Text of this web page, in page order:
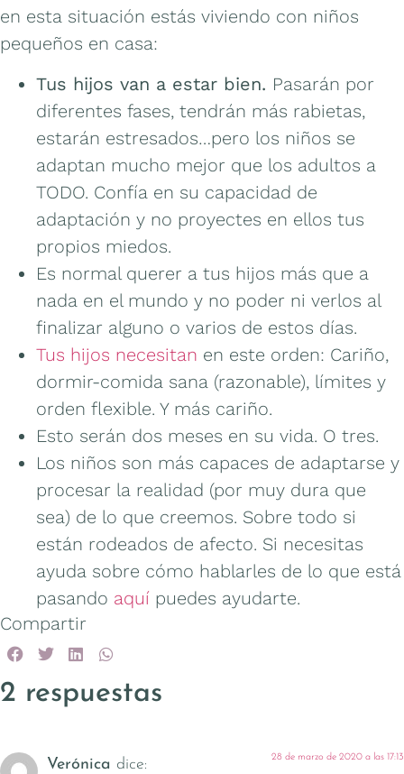
en esta situación estás viviendo con niños
pequeños en casa:
Tus hijos van a estar bien. Pasarán por
diferentes fases, tendrán más rabietas,
estarán estresados…pero los niños se
adaptan mucho mejor que los adultos a
TODO. Confía en su capacidad de
adaptación y no proyectes en ellos tus
propios miedos.
Es normal querer a tus hijos más que a
nada en el mundo y no poder ni verlos al
finalizar alguno o varios de estos días.
Tus hijos necesitan en este orden: Cariño,
dormir-comida sana (razonable), límites y
orden flexible. Y más cariño.
Esto serán dos meses en su vida. O tres.
Los niños son más capaces de adaptarse y
procesar la realidad (por muy dura que
sea) de lo que creemos. Sobre todo si
están rodeados de afecto. Si necesitas
ayuda sobre cómo hablarles de lo que está
pasando aquí puedes ayudarte.
Compartir
2 respuestas
Verónica dice: 28 de marzo de 2020 a las 17:13